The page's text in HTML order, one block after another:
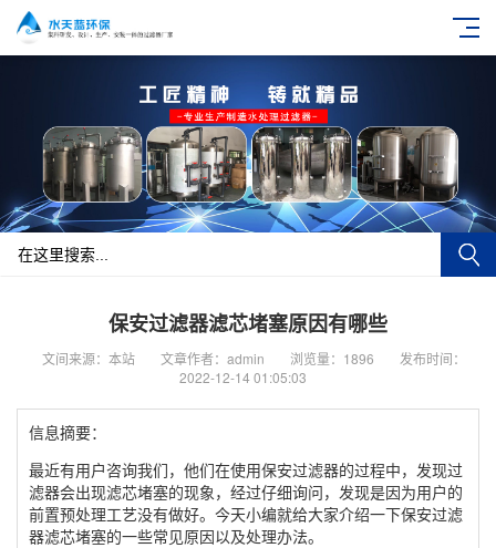
保安过滤器滤芯堵塞原因有哪些
文间来源：本站 文章作者：admin 浏览量：1896
发布时间：
2022-12-14 01:05:03
信息摘要：
最近有用户咨询我们，他们在使用保安过滤器的过程中，发现过
滤器会出现滤芯堵塞的现象，经过仔细询问，发现是因为用户的
前置预处理工艺没有做好。今天小编就给大家介绍一下保安过滤
器滤芯堵塞的一些常见原因以及处理办法。